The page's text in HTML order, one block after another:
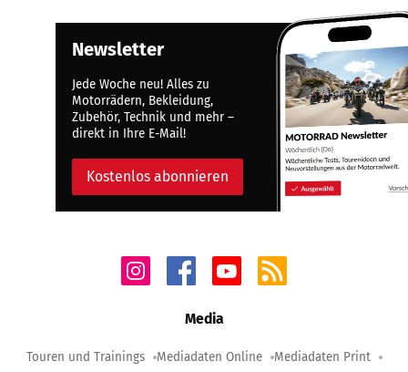
Newsletter
Jede Woche neu! Alles zu
Motorrädern, Bekleidung,
Zubehör, Technik und mehr –
direkt in Ihre E-Mail!
Kostenlos abonnieren
Media
Touren und Trainings Mediadaten Online Mediadaten Print